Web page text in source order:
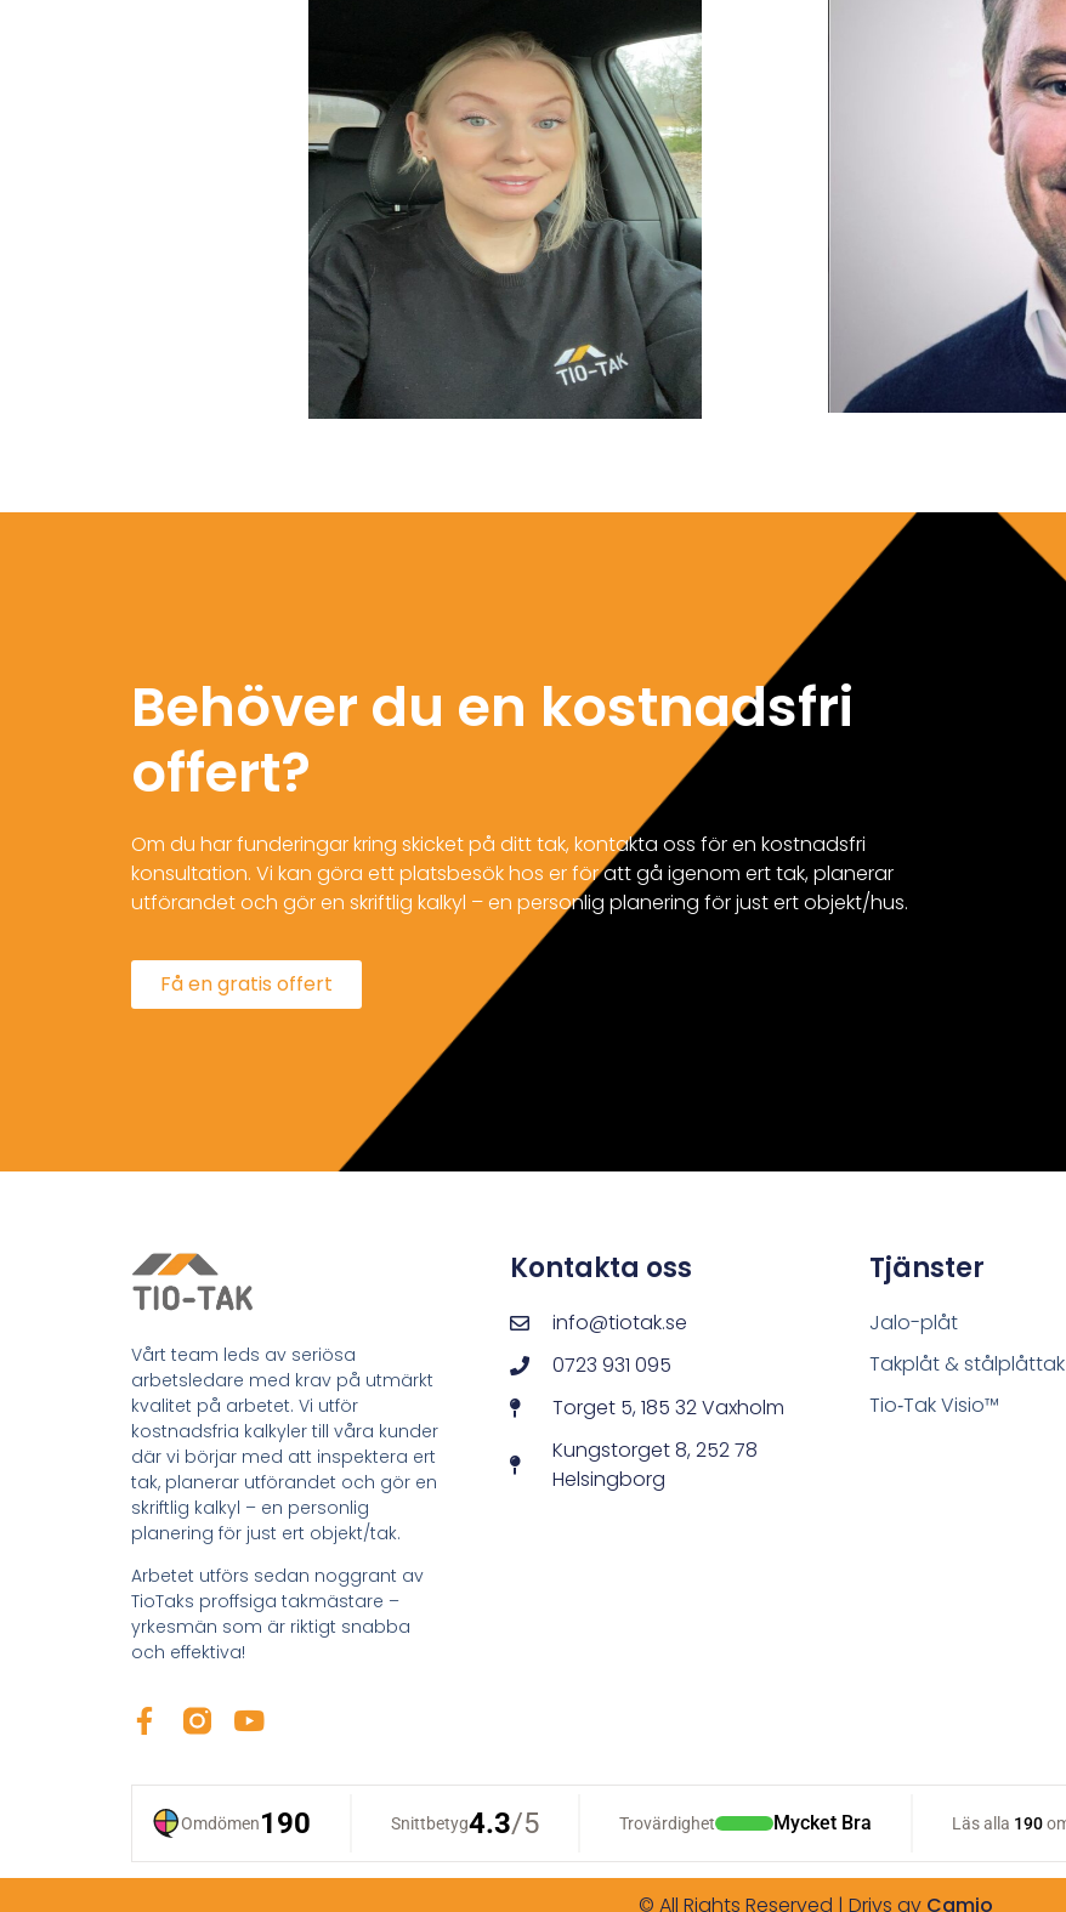
Behöver du en kostnadsfri
offert?
Om du har funderingar kring skicket på ditt tak, kontakta oss för en kostnadsfri
konsultation. Vi kan göra ett platsbesök hos er för att gå igenom ert tak, planerar
utförandet och gör en skriftlig kalkyl – en personlig planering för just ert objekt/hus.
Få en gratis offert
Vårt team leds av seriösa
arbetsledare med krav på utmärkt
kvalitet på arbetet. Vi utför
kostnadsfria kalkyler till våra kunder
där vi börjar med att inspektera ert
tak, planerar utförandet och gör en
skriftlig kalkyl – en personlig
planering för just ert objekt/tak.
Arbetet utförs sedan noggrant av
TioTaks proffsiga takmästare –
yrkesmän som är riktigt snabba
och effektiva!
Kontakta oss
info@tiotak.se
0723 931 095
Torget 5, 185 32 Vaxholm
Kungstorget 8, 252 78
Helsingborg
Tjänster
Jalo-plåt
Takplåt & stålplåttak
Tio‑Tak Visio™
© All Rights Reserved | Drivs av Camjo